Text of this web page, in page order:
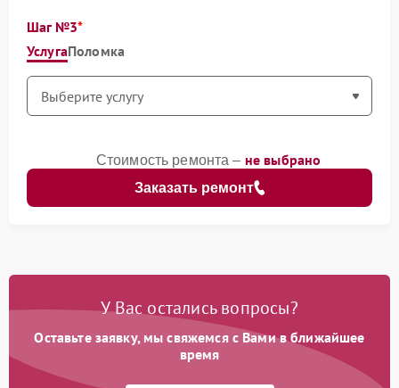
Шаг №3
УслугаПоломка
Заказать ремонт
Стоимость ремонта – не выбрано
У Вас остались вопросы?
Оставьте заявку, мы свяжемся с Вами в ближайшее
время